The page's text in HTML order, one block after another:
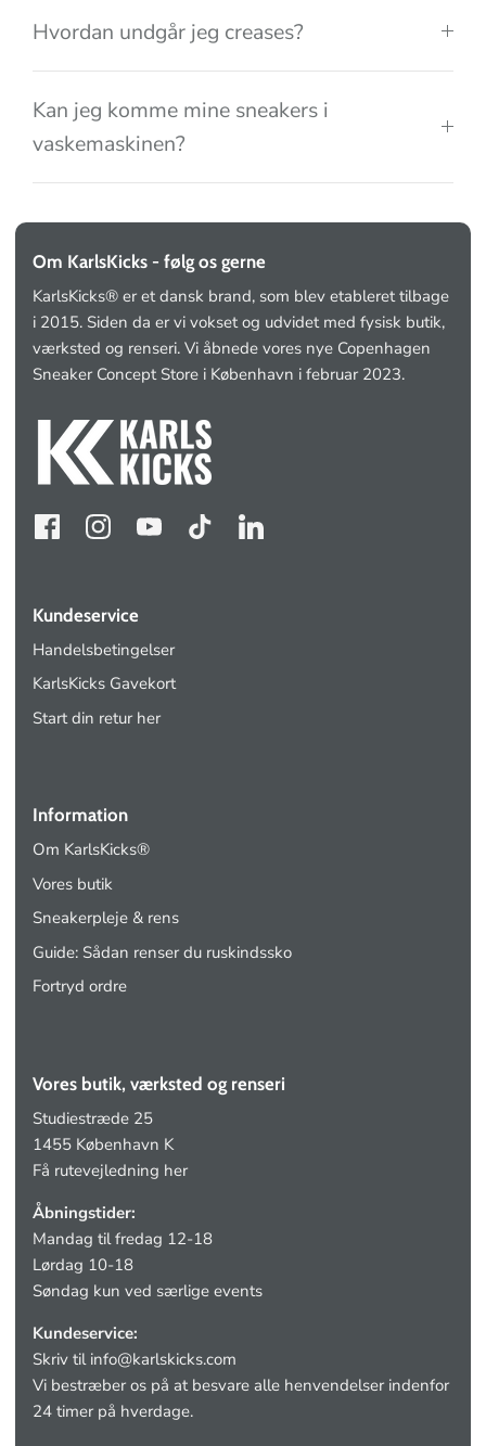
Hvordan undgår jeg creases?
Kan jeg komme mine sneakers i
vaskemaskinen?
Om KarlsKicks - følg os gerne
KarlsKicks® er et dansk brand, som blev etableret tilbage
i 2015. Siden da er vi vokset og udvidet med fysisk butik,
værksted og renseri. Vi åbnede vores nye Copenhagen
Sneaker Concept Store i København i februar 2023.
Kundeservice
Handelsbetingelser
KarlsKicks Gavekort
Start din retur her
Information
Om KarlsKicks®
Vores butik
Sneakerpleje & rens
Guide: Sådan renser du ruskindssko
Fortryd ordre
Vores butik, værksted og renseri
Studiestræde 25
1455 København K
Få rutevejledning her
Åbningstider:
Mandag til fredag 12-18
Lørdag 10-18
Søndag kun ved særlige events
Kundeservice:
Skriv til info@karlskicks.com
Vi bestræber os på at besvare alle henvendelser indenfor
24 timer på hverdage.